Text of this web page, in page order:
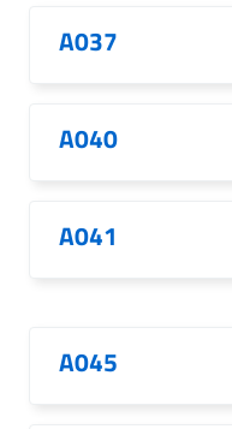
A037
A040
A041
A045